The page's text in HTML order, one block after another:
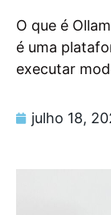
O que é
é uma
executar
julho 18,